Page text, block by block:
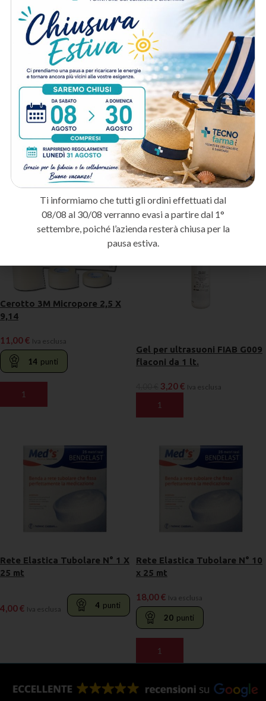
A chi è destinato:
Medici e infermieri: Per le procedure cliniche, i prelievi ematici e la
gestione di materiali biologici.
Centri estetici e nail bar
: Per trattamenti estetici, cerette,
manicure e pedicure in massima igiene.
Laboratori e farmacie: Per la manipolazione di sostanze chimiche e
farmaci in sicurezza.
Metodo di spedizione
Prodotti correlati
Cerotto 3M Micropore 2,5 X
9,14
11,00€ Iva esclusa
14 punti
AGGIUNGI AL CARRELLO
-20%
Gel per ultrasuoni FIAB G009
flaconi da 1 lt.
3,20€ Iva esclusa
AGGIUNGI AL CARRELLO
Rete Elastica Tubolare N° 1 X
25 mt
4,00€ Iva esclusa 4 punti
Rete Elastica Tubolare N° 10
x 25 mt
18,00€ Iva esclusa
20 punti
AGGIUNGI AL CARRELLO
Ti informiamo che tutti gli ordini effettuati dal
08/08 al 30/08 verranno evasi a partire dal 1°
settembre, poiché l’azienda resterà chiusa per la
pausa estiva.